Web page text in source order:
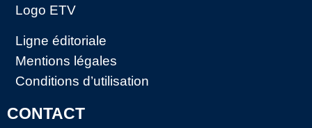
Logo ETV
Ligne éditoriale
Mentions légales
Conditions d’utilisation
CONTACT